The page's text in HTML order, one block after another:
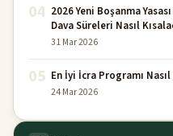
04 2026 Yeni Boşanma
Dava Süreleri Nasıl
31 Mar 2026
05 En İyi İcra Programı Nasıl
24 Mar 2026